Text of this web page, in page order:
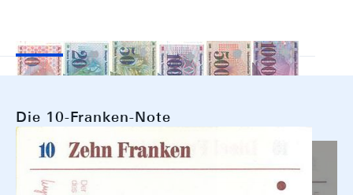
Die 10-Franken-Note